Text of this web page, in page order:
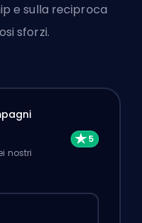
e sulla reciproca
sforzi.
nostri